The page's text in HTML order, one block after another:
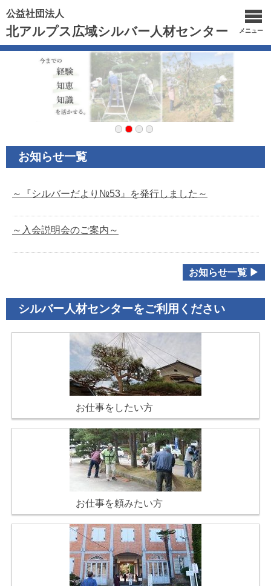
公益社団法人
北アルプス広域シルバー人材センター メニュー
お知らせ一覧
～『シルバーだより№53』を発行しました～
～入会説明会のご案内～
お知らせ一覧 ▶
シルバー人材センターをご利用ください
お仕事をしたい方
お仕事を頼みたい方